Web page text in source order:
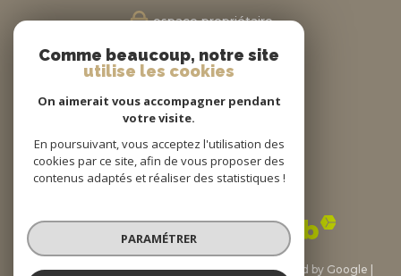
espace propriétaire
nous
nous
© 2026 | Tous droits réservés | Traduction powered by Google |
Comme beaucoup, notre site
utilise les cookies
On aimerait vous accompagner pendant
votre visite.
En poursuivant, vous acceptez l'utilisation des
cookies par ce site, afin de vous proposer des
contenus adaptés et réaliser des statistiques !
PARAMÉTRER